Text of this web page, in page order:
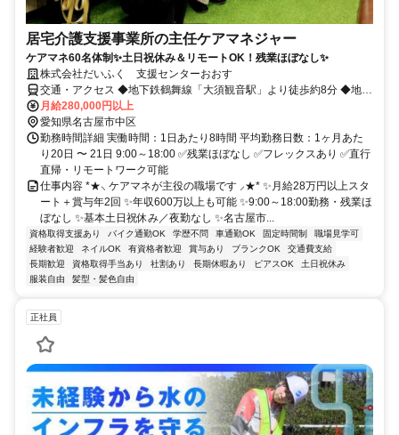
居宅介護支援事業所の主任ケアマネジャー
ケアマネ60名体制✨土日祝休み＆リモートOK！残業ほぼなし✨
株式会社だいふく 支援センターおおす
交通・アクセス ◆地下鉄鶴舞線「大須観音駅」より徒歩約8分 ◆地下
鉄名城線「上前津駅」より徒歩約12分 ⭐車通勤OK
月給280,000円以上
愛知県名古屋市中区
勤務時間詳細 実働時間：1日あたり8時間 平均勤務日数：1ヶ月あた
り20日 〜 21日 9:00～18:00 ✅残業ほぼなし ✅フレックスあり ✅直行
直帰・リモートワーク可能
仕事内容 *★⸜ ケアマネが主役の職場です ⸝★* ✨月給28万円以上スタ
ート＋賞与年2回 ✨年収600万以上も可能 ✨9:00～18:00勤務・残業ほ
ぼなし ✨基本土日祝休み／夜勤なし ✨名古屋市...
資格取得支援あり バイク通勤OK 学歴不問 車通勤OK 固定時間制
職場見学可
経験者歓迎
ネイルOK 有資格者歓迎 賞与あり ブランクOK
交通費支給
長期歓迎
資格取得手当あり 社割あり 長期休暇あり ピアスOK
土日祝休み
服装自由
髪型・髪色自由
正社員